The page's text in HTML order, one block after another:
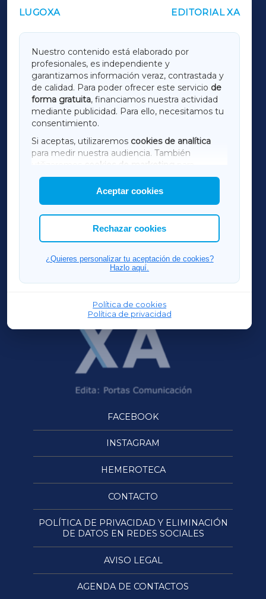
LUGOXA EDITORIAL XA
Nuestro contenido está elaborado por
profesionales, es independiente y
garantizamos información veraz, contrastada y
de calidad. Para poder ofrecer este servicio de
forma gratuita, financiamos nuestra actividad
mediante publicidad. Para ello, necesitamos tu
consentimiento.
Si aceptas, utilizaremos cookies de analítica
para medir nuestra audiencia. También
utilizaremos
cookies de marketing
mostrar publicidad de terceros.
Asimismo, puedes personalizar la elección de
las cookies que deseas permitir.
Aceptar cookies
Rechazar cookies
¿Quieres personalizar tu aceptación de cookies?
Hazlo aquí.
Política de cookies
Política de privacidad
OUTROS PERIÓDICOS
LUGOXA
TERRACHAXA
AMARIÑAXA
RIBEIRASACRAXA
ACORUÑAXA
FERROLXA
OURENSEXA
FACEBOOK
INSTAGRAM
HEMEROTECA
CONTACTO
POLÍTICA DE PRIVACIDAD Y ELIMINACIÓN
DE DATOS EN REDES SOCIALES
AVISO LEGAL
AGENDA DE CONTACTOS